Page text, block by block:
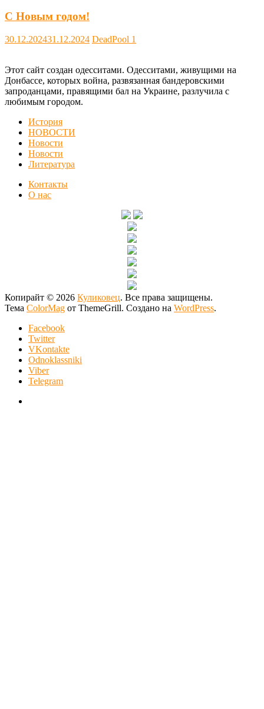
С Новым годом!
30.12.202431.12.2024 DeadPool 1
Этот сайт создан одесситами. Одесситами, живущими на
Донбассе, которых война, развязанная бандеровскими
запроданцами, правящими бал на Украине, разлучила с
любимым городом.
История
НОВОСТИ
Новости
Новости
Литература
Контакты
О нас
Копирайт © 2026 Куликовец. Все права защищены.
Тема ColorMag от ThemeGrill. Создано на WordPress.
Facebook
Twitter
VKontakte
Odnoklassniki
Viber
Telegram